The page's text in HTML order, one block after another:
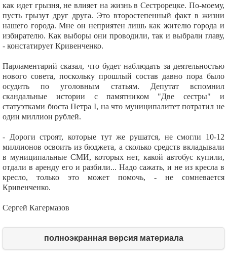
как идет грызня, не влияет на жизнь в Сестрорецке. По-моему,
пусть грызут друг друга. Это второстепенный факт в жизни
нашего города. Мне он неприятен лишь как жителю города и
избирателю. Как выборы они проводили, так и выбрали главу,
- констатирует Кривенченко.
Парламентарий сказал, что будет наблюдать за деятельностью
нового совета, поскольку прошлый состав давно пора было
осудить по уголовным статьям. Депутат вспомнил
скандальные истории с памятником "Две сестры" и
статуэтками бюста Петра I, на что муниципалитет потратил не
один миллион рублей.
- Дороги строят, которые тут же рушатся, не смогли 10-12
миллионов освоить из бюджета, а сколько средств вкладывали
в муниципальные СМИ, которых нет, какой автобус купили,
отдали в аренду его и разбили... Надо сажать, и не из кресла в
кресло, только это может помочь, - не сомневается
Кривенченко.
Сергей Кагермазов
полноэкранная версия материала